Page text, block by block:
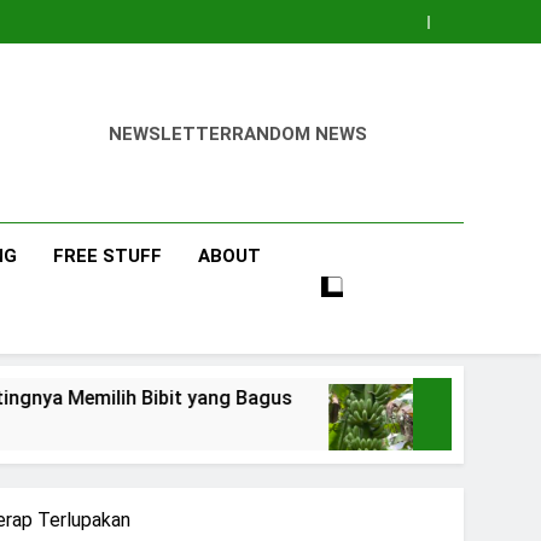
NEWSLETTERRANDOM NEWS
FREE STUFF ABOUT
Bibit yang Bagus Pisang Barangan
3 Days Ago
Terlupakan